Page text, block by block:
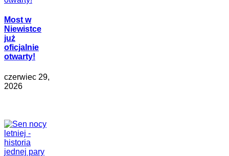
Most w
Niewistce
już
oficjalnie
otwarty!
czerwiec 29,
2026